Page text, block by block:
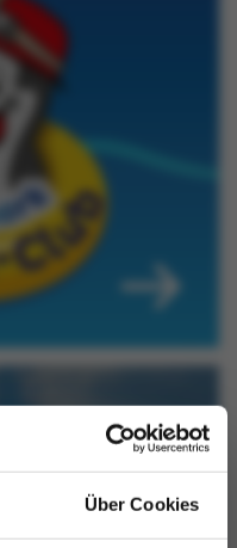
Über Cookies